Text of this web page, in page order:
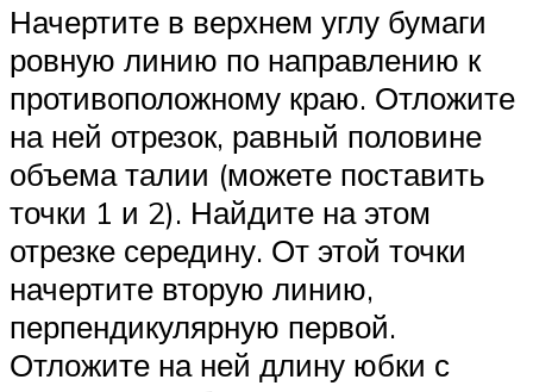
Начертите в верхнем углу бумаги
ровную линию по направлению к
противоположному краю. Отложите
на ней отрезок, равный половине
объема талии (можете поставить
точки 1 и 2). Найдите на этом
отрезке середину. От этой точки
начертите вторую линию,
перпендикулярную первой.
Отложите на ней длину юбки с